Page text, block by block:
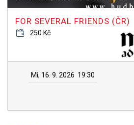
FOR SEVERAL FRIENDS (ČR)
250 Kč
Mi, 16. 9. 2026 19:30